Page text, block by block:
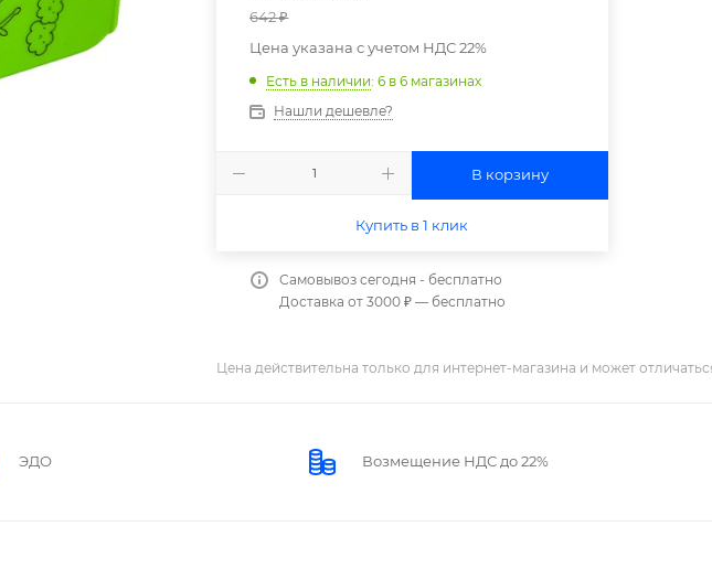
642₽
Цена указана с учетом НДС 22%
Есть в наличии: 6 в 6 магазинах
Нашли дешевле?
В корзину
Купить в 1 клик
Самовывоз сегодня - бесплатно
Доставка от 3000 ₽ — бесплатно
Цена действительна только для интернет-магазина и может
ЭДО Возмещение НДС до 22%